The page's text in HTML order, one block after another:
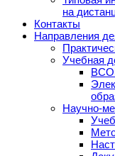
на
Контакты
Направления
Учебная
Научно-